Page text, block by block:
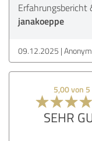
Erfahrungsbericht
janakoeppe
09.12.2025 Anonym
5,00 von 5
SEHR